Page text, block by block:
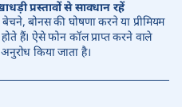
प्रस्तावों से सावधान रहें
बोनस की घोषणा करने या प्रीमियम
हैं। ऐसे फोन कॉल प्राप्त करने वाले
किया जाता है।